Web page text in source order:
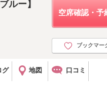
空席確認・予
ブックマー
ルー】
グ 地図 口コミ